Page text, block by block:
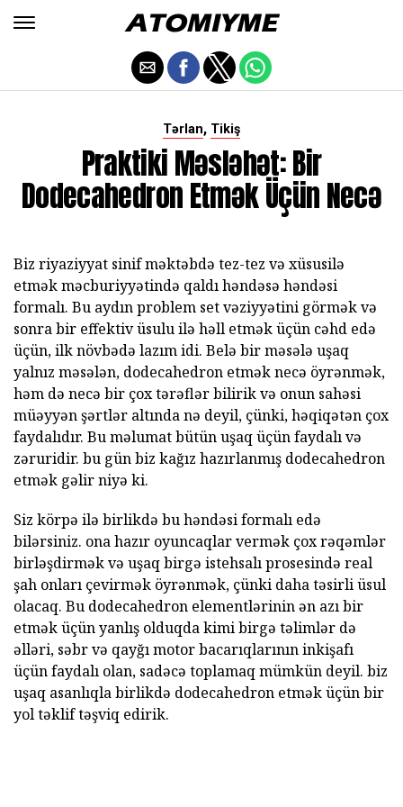
Tərlan, Tikiş
Praktiki Məsləhət: Bir
Dodecahedron Etmək Üçün Necə
Biz riyaziyyat sinif məktəbdə tez-tez və xüsusilə
etmək məcburiyyətində qaldı həndəsə həndəsi
formalı. Bu aydın problem set vəziyyətini görmək və
sonra bir effektiv üsulu ilə həll etmək üçün cəhd edə
üçün, ilk növbədə lazım idi. Belə bir məsələ uşaq
yalnız məsələn, dodecahedron etmək necə öyrənmək,
həm də necə bir çox tərəflər bilirik və onun sahəsi
müəyyən şərtlər altında nə deyil, çünki, həqiqətən çox
faydalıdır. Bu məlumat bütün uşaq üçün faydalı və
zəruridir. bu gün biz kağız hazırlanmış dodecahedron
etmək gəlir niyə ki.
Siz körpə ilə birlikdə bu həndəsi formalı edə
bilərsiniz. ona hazır oyuncaqlar vermək çox rəqəmlər
birləşdirmək və uşaq birgə istehsalı prosesində real
şah onları çevirmək öyrənmək, çünki daha təsirli üsul
olacaq. Bu dodecahedron elementlərinin ən azı bir
etmək üçün yanlış olduqda kimi birgə təlimlər də
əlləri, səbr və qayğı motor bacarıqlarının inkişafı
üçün faydalı olan, sadəcə toplamaq mümkün deyil. biz
uşaq asanlıqla birlikdə dodecahedron etmək üçün bir
yol təklif təşviq edirik.